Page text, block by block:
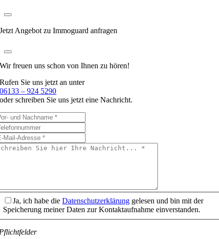
Jetzt Angebot zu Immoguard anfragen
Wir freuen uns schonvon Ihnen zu hören!
Rufen Sie uns jetzt an unter
06133 – 924 5290
oder schreiben Sie uns jetzt eine Nachricht.
Ja, ich habe dieDatenschutzerklärung gelesen und bin mit der
Speicherung meiner Daten zur Kontaktaufnahme einverstanden.